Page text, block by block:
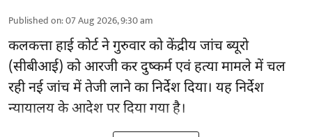
Published on:07 Aug 2026, 9:30 am
कलकत्ता हाई कोर्ट ने गुरुवार को केंद्रीय जांच ब्यूरो
(सीबीआई) कोआरजी कर दुष्कर्म एवं हत्या मामलेमें चल
रही नई जांच में तेजी लाने का निर्देश दिया। यह निर्देश
न्यायालय के आदेश पर दिया गया है।